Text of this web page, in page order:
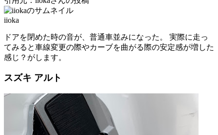
iioka
ドアを閉めた時の音が、普通車並みになった。 実際に走っ
てみると車線変更の際やカーブを曲がる際の安定感が増した
感じ？がします。
スズキ アルト